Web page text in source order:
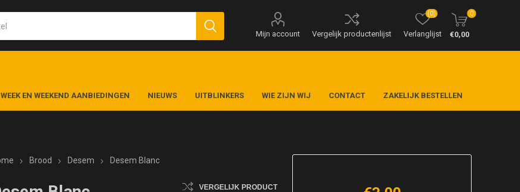
Mijn account Vergelijk productenlijst Verlanglijst
(0) 0
€0,00
WEEK EN WEEKEND AANBIEDINGEN NIEUWS UITBLINKERS WIE ZIJN WIJ CONTACT ZAKELIJK BESTELLEN
Brood Desem Desem Blanc
VERGELIJK PRODUCT